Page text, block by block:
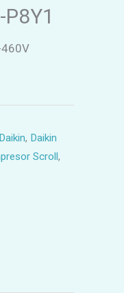
460V
Daikin, Daikin
Scroll,